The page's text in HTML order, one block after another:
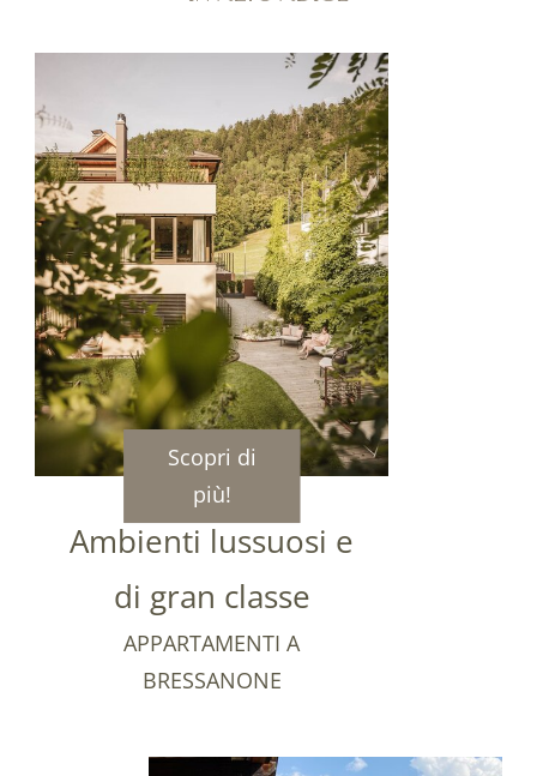
Scopri di
più!
Ambienti lussuosi e
di gran classe
APPARTAMENTI A
BRESSANONE